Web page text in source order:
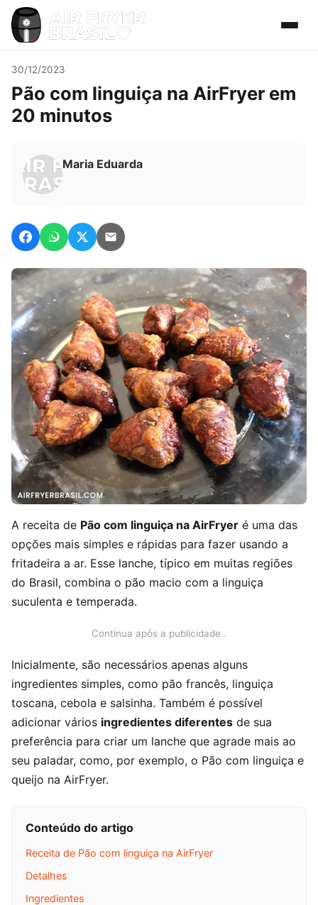
30/12/2023
Pão com linguiça na AirFryer em
20 minutos
Maria Eduarda
A receita de Pão com linguiça na AirFryer é uma das
opções mais simples e rápidas para fazer usando a
fritadeira a ar. Esse lanche, típico em muitas regiões
do Brasil, combina o pão macio com a linguiça
suculenta e temperada.
Continua após a publicidade..
Inicialmente, são necessários apenas alguns
ingredientes simples, como pão francês, linguiça
toscana, cebola e salsinha. Também é possível
adicionar vários ingredientes diferentes de sua
preferência para criar um lanche que agrade mais ao
seu paladar, como, por exemplo, o Pão com linguiça e
queijo na AirFryer.
Conteúdo do artigo
Receita de Pão com linguiça na AirFryer
Detalhes
Ingredientes